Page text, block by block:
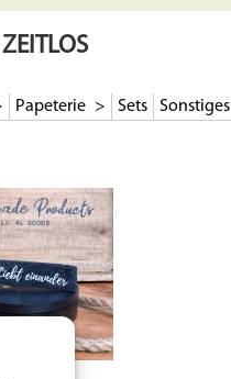
Papeterie Sets Sonstiges